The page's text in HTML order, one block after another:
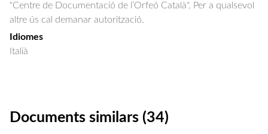
"Centre de Documentació de l’Orfeó Català". Per a qualsevol
altre ús cal demanar autorització.
Idiomes
Italià
Documents similars (34)